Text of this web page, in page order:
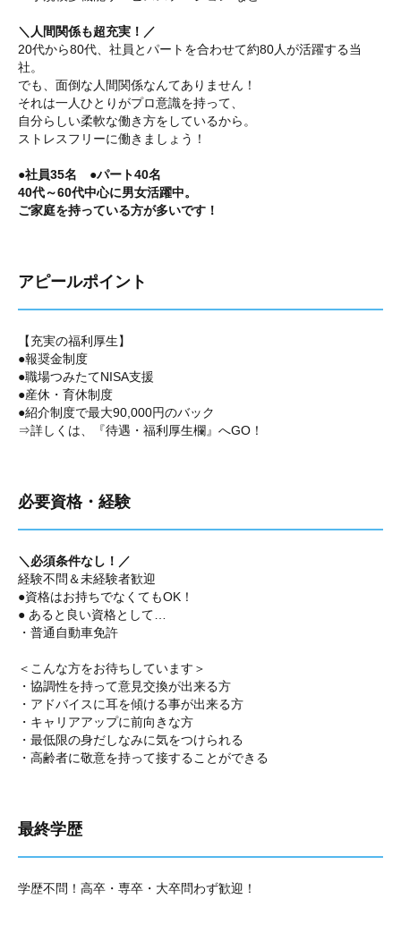
＼人間関係も超充実！／
20代から80代、社員とパートを合わせて約80人が活躍する当
社。
でも、面倒な人間関係なんてありません！
それは一人ひとりがプロ意識を持って、
自分らしい柔軟な働き方をしているから。
ストレスフリーに働きましょう！
●社員35名 ●パート40名
40代～60代中心に男女活躍中。
ご家庭を持っている方が多いです！
アピールポイント
【充実の福利厚生】
●報奨金制度
●職場つみたてNISA支援
●産休・育休制度
●紹介制度で最大90,000円のバック
⇒詳しくは、『待遇・福利厚生欄』へGO！
必要資格・経験
＼必須条件なし！／
経験不問＆未経験者歓迎
●資格はお持ちでなくてもOK！
● あると良い資格として…
・普通自動車免許
＜こんな方をお待ちしています＞
・協調性を持って意見交換が出来る方
・アドバイスに耳を傾ける事が出来る方
・キャリアアップに前向きな方
・最低限の身だしなみに気をつけられる
・高齢者に敬意を持って接することができる
最終学歴
学歴不問！高卒・専卒・大卒問わず歓迎！